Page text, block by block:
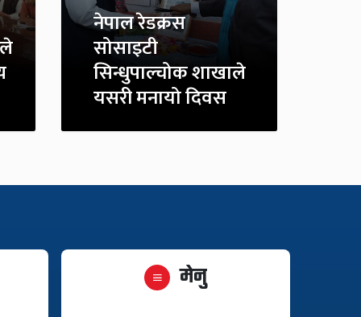
नेपाल रेडक्रस
सोसाइटी
सिन्धुपाल्चोक शाखाले
यसरी मनायो दिवस
मेनु